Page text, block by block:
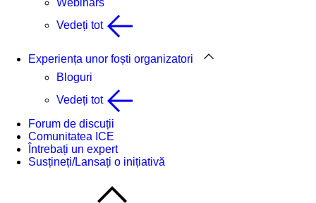
Webinars
Vedeți tot
Experiența unor foști organizatori
Bloguri
Vedeți tot
Forum de discuții
Comunitatea ICE
Întrebați un expert
Susțineți/Lansați o inițiativă